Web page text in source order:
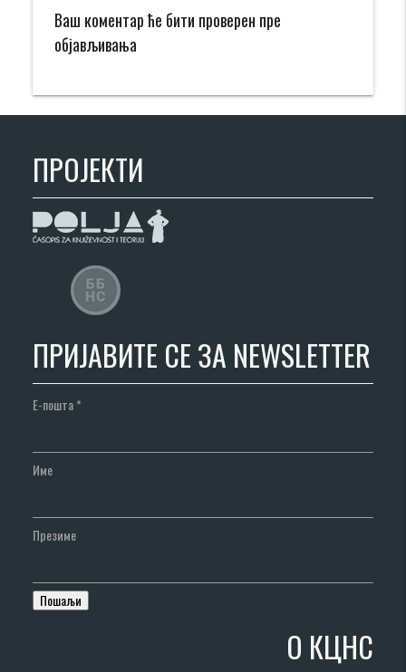
Ваш коментар ће бити проверен пре
објављивања
ПРОЈЕКТИ
ПРИЈАВИТЕ СЕ ЗА NEWSLETTER
Е-пошта*
Име
Презиме
О КЦНС